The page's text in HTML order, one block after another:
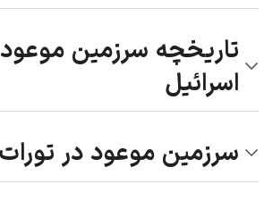
تاریخچه سرزمین
اسرائیل
سرزمین موعود در